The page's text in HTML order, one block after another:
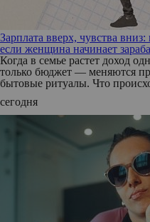
Зарплата вверх, чувства
если женщина начинает
Когда в семье растет доход
только бюджет — меняются
бытовые ритуалы. Что
сегодня